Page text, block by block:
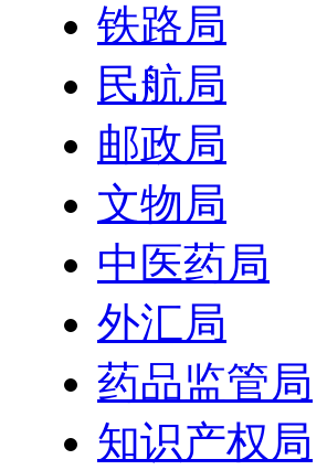
铁路局
民航局
邮政局
文物局
中医药局
外汇局
药品监管局
知识产权局